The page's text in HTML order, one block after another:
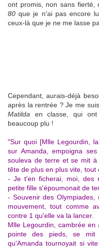
ont promis, non sans
80 que je n'ai pas encore
ceux-là que je ne me lasse
Cependant, aurais-déjà
après la rentrée ? Je me
Matilda en classe, qui
beaucoup plu !
"Sur quoi [Mlle Legourdin,
sur Amanda, empoigna
souleva de terre et se mit
tête de plus en plus vite, tout
- Je t'en ficherai, moi, des
petite fille s'époumonait de
- Souvenir des Olympiades,
mouvement, tout comme
contre 1 qu'elle va la lancer.
Mlle Legourdin, cambrée
pointe des pieds, se mit
qu'Amanda tournoyait si